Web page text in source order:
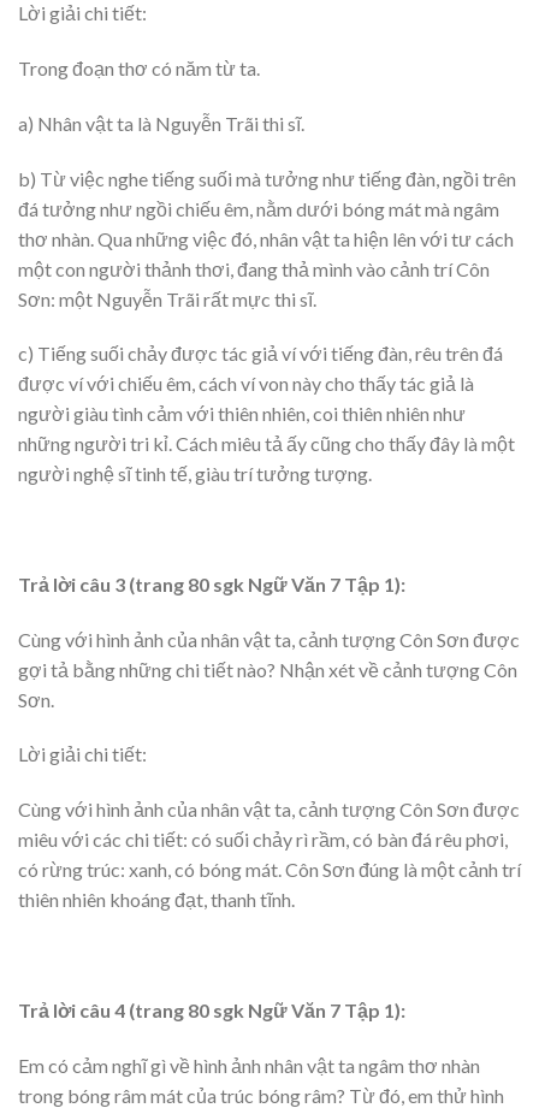
Lời giải chi tiết:
Trong đoạn thơ có năm từ ta.
a) Nhân vật ta là Nguyễn Trãi thi sĩ.
b) Từ việc nghe tiếng suối mà tưởng như tiếng đàn, ngồi trên
đá tưởng như ngồi chiếu êm, nằm dưới bóng mát mà ngâm
thơ nhàn. Qua những việc đó, nhân vật ta hiện lên với tư cách
một con người thảnh thơi, đang thả mình vào cảnh trí Côn
Sơn: một Nguyễn Trãi rất mực thi sĩ.
c) Tiếng suối chảy được tác giả ví với tiếng đàn, rêu trên đá
được ví với chiếu êm, cách ví von này cho thấy tác giả là
người giàu tình cảm với thiên nhiên, coi thiên nhiên như
những người tri kỉ. Cách miêu tả ấy cũng cho thấy đây là một
người nghệ sĩ tinh tế, giàu trí tưởng tượng.
Trả lời câu 3 (trang 80 sgk Ngữ Văn 7 Tập 1):
Cùng với hình ảnh của nhân vật ta, cảnh tượng Côn Sơn được
gợi tả bằng những chi tiết nào? Nhận xét về cảnh tượng Côn
Sơn.
Lời giải chi tiết:
Cùng với hình ảnh của nhân vật ta, cảnh tượng Côn Sơn được
miêu với các chi tiết: có suối chảy rì rầm, có bàn đá rêu phơi,
có rừng trúc: xanh, có bóng mát. Côn Sơn đúng là một cảnh trí
thiên nhiên khoáng đạt, thanh tĩnh.
Trả lời câu 4 (trang 80 sgk Ngữ Văn 7 Tập 1):
Em có cảm nghĩ gì về hình ảnh nhân vật ta ngâm thơ nhàn
trong bóng râm mát của trúc bóng râm? Từ đó, em thử hình